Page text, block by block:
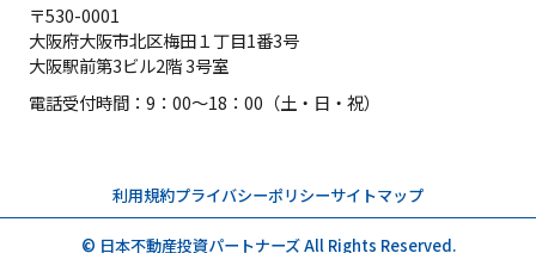
〒530-0001
大阪府大阪市北区梅田１丁目1番3号
大阪駅前第3ビル2階 3号室
電話受付時間：9：00～18：00（土・日・祝）
利用規約プライバシーポリシーサイトマップ
© 日本不動産投資パートナーズ All Rights Reserved.